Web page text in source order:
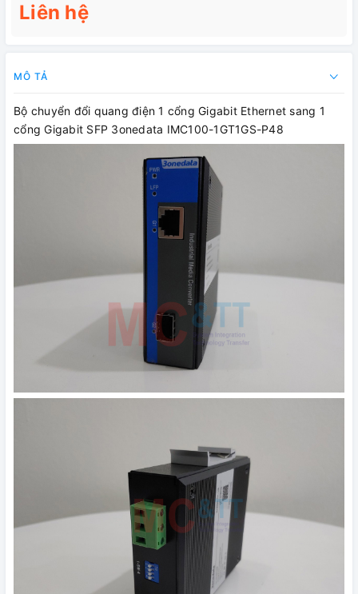
Liên hệ
MÔ TẢ
Bộ chuyển đổi quang điện 1 cổng Gigabit Ethernet sang 1
cổng Gigabit SFP 3onedata IMC100-1GT1GS-P48